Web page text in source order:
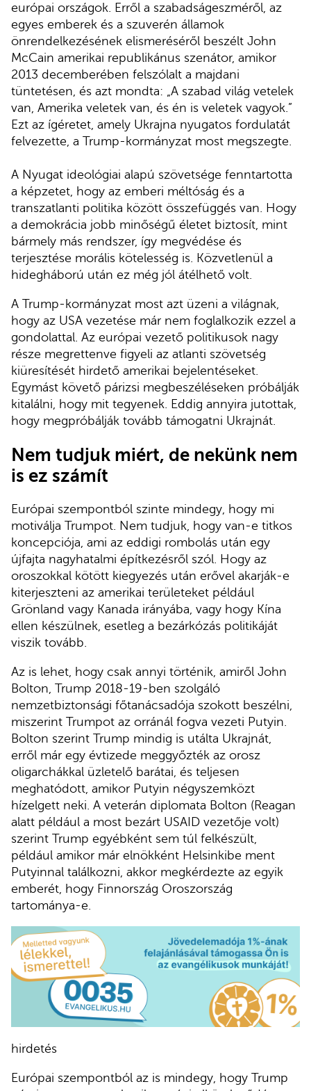
európai országok. Erről a szabadságeszméről, az
egyes emberek és a szuverén államok
önrendelkezésének elismeréséről beszélt John
McCain amerikai republikánus szenátor, amikor
2013 decemberében felszólalt a majdani
tüntetésen, és azt mondta: „A szabad világ vetelek
van, Amerika veletek van, és én is veletek vagyok.”
Ezt az ígéretet, amely Ukrajna nyugatos fordulatát
felvezette, a Trump-kormányzat most megszegte.
A Nyugat ideológiai alapú szövetsége fenntartotta
a képzetet, hogy az emberi méltóság és a
transzatlanti politika között összefüggés van. Hogy
a demokrácia jobb minőségű életet biztosít, mint
bármely más rendszer, így megvédése és
terjesztése morális kötelesség is. Közvetlenül a
hidegháború után ez még jól átélhető volt.
A Trump-kormányzat most azt üzeni a világnak,
hogy az USA vezetése már nem foglalkozik ezzel a
gondolattal. Az európai vezető politikusok nagy
része megrettenve figyeli az atlanti szövetség
kiüresítését hirdető amerikai bejelentéseket.
Egymást követő párizsi megbeszéléseken próbálják
kitalálni, hogy mit tegyenek. Eddig annyira jutottak,
hogy megpróbálják tovább támogatni Ukrajnát.
Nem tudjuk miért, de nekünk nem
is ez számít
Európai szempontból szinte mindegy, hogy mi
motiválja Trumpot. Nem tudjuk, hogy van-e titkos
koncepciója, ami az eddigi rombolás után egy
újfajta nagyhatalmi építkezésről szól. Hogy az
oroszokkal kötött kiegyezés után erővel akarják-e
kiterjeszteni az amerikai területeket például
Grönland vagy Kanada irányába, vagy hogy Kína
ellen készülnek, esetleg a bezárkózás politikáját
viszik tovább.
Az is lehet, hogy csak annyi történik, amiről John
Bolton, Trump 2018-19-ben szolgáló
nemzetbiztonsági főtanácsadója szokott beszélni,
miszerint Trumpot az orránál fogva vezeti Putyin.
Bolton szerint Trump mindig is utálta Ukrajnát,
erről már egy évtizede meggyőzték az orosz
oligarchákkal üzletelő barátai, és teljesen
meghatódott, amikor Putyin négyszemközt
hízelgett neki. A veterán diplomata Bolton (Reagan
alatt például a most bezárt USAID vezetője volt)
szerint Trump egyébként sem túl felkészült,
például amikor már elnökként Helsinkibe ment
Putyinnal találkozni, akkor megkérdezte az egyik
emberét, hogy Finnország Oroszország
tartománya-e.
hirdetés
Európai szempontból az is mindegy, hogy Trump